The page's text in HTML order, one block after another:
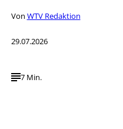
Von WTV Redaktion
29.07.2026
7 Min.